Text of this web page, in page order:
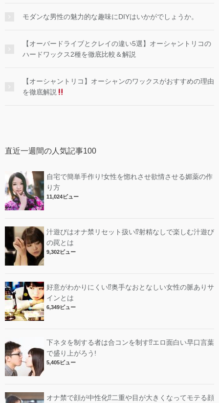
モダンな男性の魅力的な趣味にDIYはいかがでしょうか。
【オーバードライブとクレイの違い5選】オーシャントリコの
ハードワックス2種を徹底比較＆解説
【オーシャントリコ】オーシャンのワックスがおすすめの理由
を徹底解説
直近一週間の人気記事100
自宅で簡単手作り!女性を惚れさせ欲情させる媚薬の作
り方
11,024ビュー
汁遊びはオナ禁リセット扱い⁉︎射精なしで楽しむ汁遊び
の罠とは
9,302ビュー
好意がわかりにくい⁉︎奥手なおとなしい女性の脈ありサ
インとは
6,349ビュー
下ネタを制する者は合コンを制す⁉︎エロ面白い早口言葉
で盛り上がろう!
5,405ビュー
オナ禁で顔が中性化⁉︎二重や目が大きくなってモテる顔